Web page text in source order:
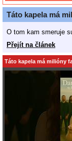
Táto kapela má
O tom kam smeruje
Přejít na článek
Táto kapela má milióny